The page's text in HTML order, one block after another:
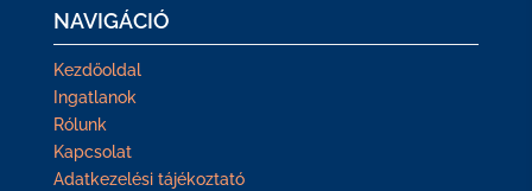
NAVIGÁCIÓ
Kezdőoldal
Ingatlanok
Rólunk
Kapcsolat
Adatkezelési tájékoztató